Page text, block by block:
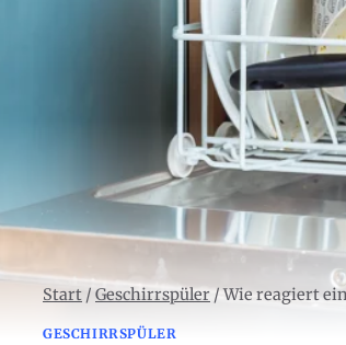
Start / Geschirrspüler /Wie reagiert
GESCHIRRSPÜLER